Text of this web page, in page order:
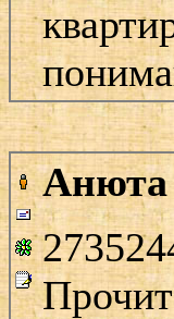
Анюта